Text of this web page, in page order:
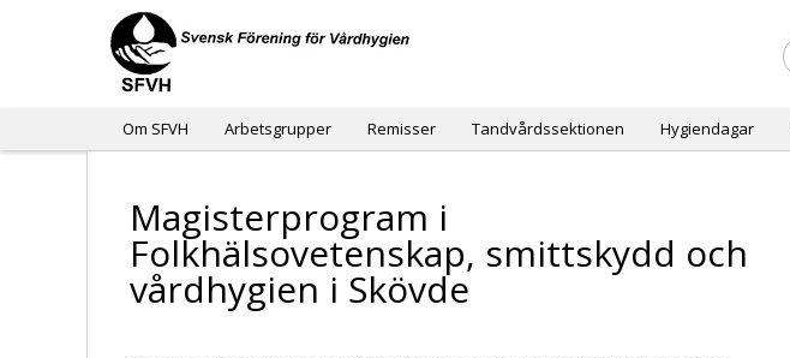
Om SFVH Arbetsgrupper Remisser Tandvårdssektionen Hygiendagar
Magisterprogram i
Folkhälsovetenskap, smittskydd och
vårdhygien i Skövde